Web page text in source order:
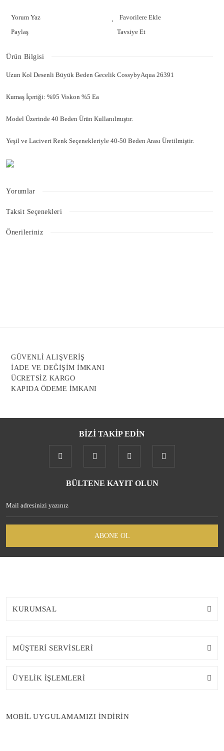
Yorum Yaz
Paylaş
Tavsiye Et
Ürün Bilgisi
Uzun Kol Desenli Büyük Beden Gecelik CossybyAqua 26391
Kumaş İçeriği: %95 Viskon %5 Ea
Model Üzerinde 40 Beden Ürün Kullanılmıştır.
Yeşil ve Lacivert Renk Seçenekleriyle 40-50 Beden Arası Üretilmiştir.
Yorumlar
Taksit Seçenekleri
Önerileriniz
Bu ürüne benzer farklı alternatifler olmalı.
Gönder
GÜVENLİ ALIŞVERİŞ
İADE VE DEĞİŞİM İMKANI
ÜCRETSİZ KARGO
KAPIDA ÖDEME İMKANI
BİZİ TAKİP EDİN
BÜLTENE KAYIT OLUN
ABONE OL
KURUMSAL
MÜŞTERİ SERVİSLERİ
ÜYELİK İŞLEMLERİ
MOBİL UYGULAMAMIZI İNDİRİN